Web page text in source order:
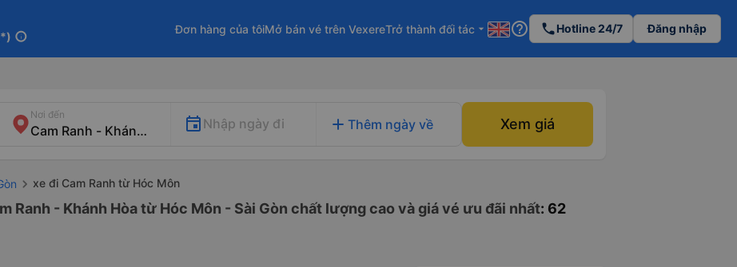
info
Đơn hàng của tôiMở bán vé trên VexereTrở thành đối tác arrow_drop_down help_outline phoneHotline 24/7 Đăng nhập
Nơi đến
Nhập ngày đi add Thêm ngày về Xem giá
xe đi Cam Ranh từ Hóc Môn
Ranh - Khánh Hòa từ Hóc Môn - Sài Gòn chất lượng cao và giá vé ưu đãi nhất: 62